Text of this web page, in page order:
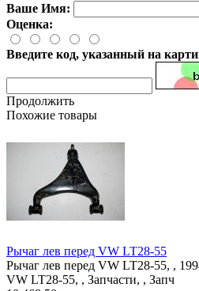
Ваше Имя:
Оценка:
Введите код, указанный на
Продолжить
Похожие товары
Рычаг лев перед VW LT28-55
Рычаг лев перед VW LT28-55, ,
VW LT28-55, , Запчасти, , Запч